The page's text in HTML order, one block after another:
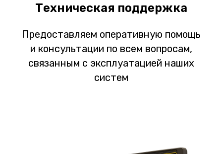
Техническая поддержка
Предоставляем оперативную помощь
и консультации по всем вопросам,
связанным с эксплуатацией наших
систем